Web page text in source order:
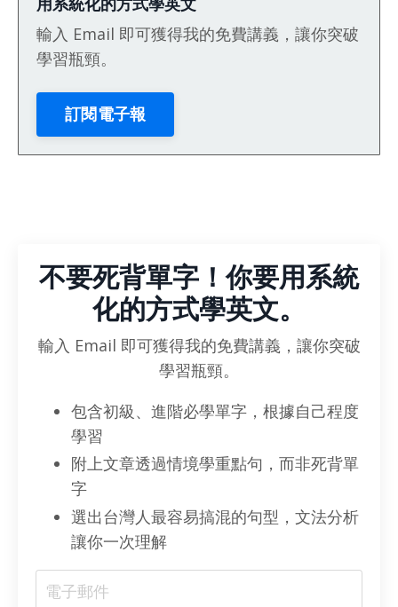
用系統化的方式學英文
輸入 Email 即可獲得我的免費講義，讓你突破
學習瓶頸。
訂閱電子報
不要死背單字！你要用系統
化的方式學英文。
輸入 Email 即可獲得我的免費講義，讓你突破
學習瓶頸。
包含初級、進階必學單字，根據自己程度
學習
附上文章透過情境學重點句，而非死背單
字
選出台灣人最容易搞混的句型，文法分析
讓你一次理解